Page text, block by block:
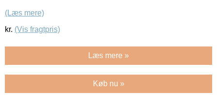
(Læs mere)
kr. (Vis fragtpris)
Læs mere »
Køb nu »